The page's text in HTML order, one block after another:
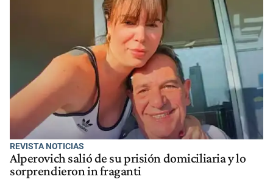
REVISTA NOTICIAS
Alperovich salió de su prisión domiciliaria y lo
sorprendieron in fraganti